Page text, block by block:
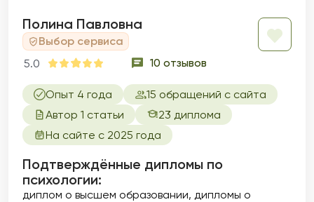
внимание на сексуальной идентичности,
удовлетворенности и интимности в
отношениях. Темы сексуальных дисфункций
и здоровья являются важной частью моей
безопасное пространство для обсуждения
даже самых тонких вопросов. Помогаю
улучшить качество своей интимной жизни и
расширить свои сексуальные горизонты.
Полина Павловна
Выбор сервиса
5.0
10 отзывов
Опыт 4 года
15 обращений с сайта
Автор 1 статьи
23 диплома
На сайте с 2025 года
Подтверждённые дипломы по
психологии:
диплом о высшем образовании дипломы о